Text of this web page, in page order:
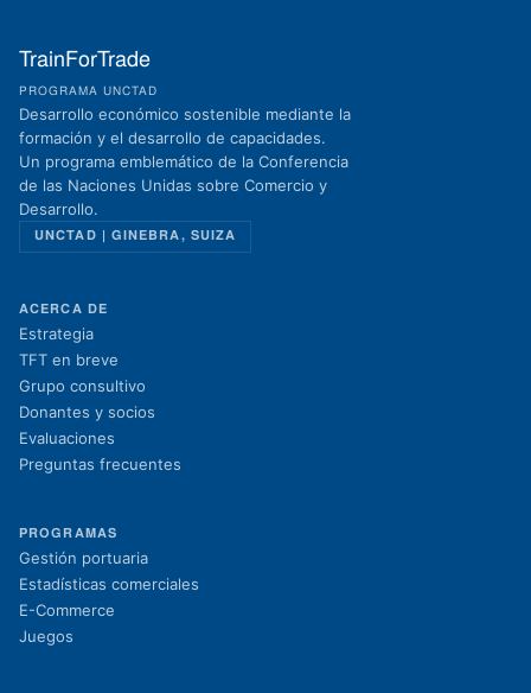
TrainForTrade
PROGRAMA UNCTAD
Desarrollo económico sostenible mediante la
formación y el desarrollo de capacidades.
Un programa emblemático de la Conferencia
de las Naciones Unidas sobre Comercio y
Desarrollo.
UNCTAD | GINEBRA, SUIZA
ACERCA DE
Estrategia
TFT en breve
Grupo consultivo
Donantes y socios
Evaluaciones
Preguntas frecuentes
PROGRAMAS
Gestión portuaria
Estadísticas comerciales
E-Commerce
Juegos